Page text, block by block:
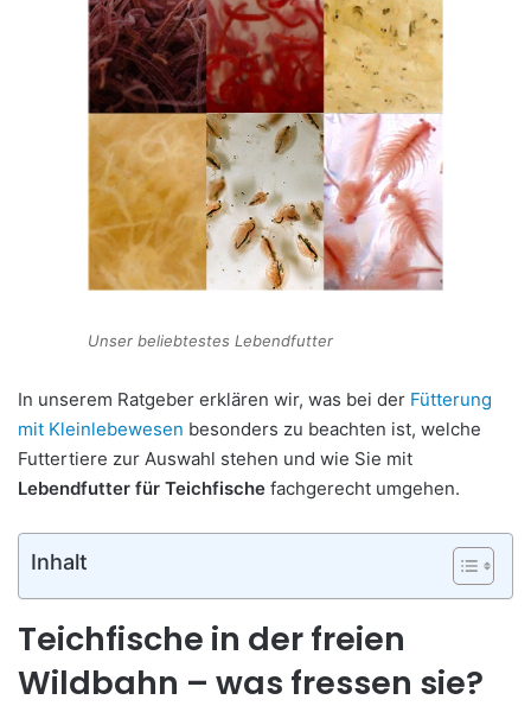
Unser beliebtestes Lebendfutter
In unserem Ratgeber erklären wir, was bei der Fütterung
mit Kleinlebewesen besonders zu beachten ist, welche
Futtertiere zur Auswahl stehen und wie Sie mit
Lebendfutter für Teichfische fachgerecht umgehen.
Inhalt
Teichfische in der freien
Wildbahn – was fressen sie?